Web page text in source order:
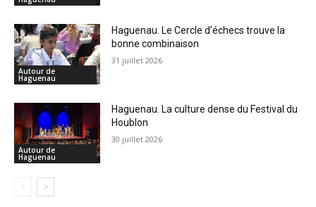
Autour de
Haguenau
Haguenau. Le Cercle d’échecs trouve la
bonne combinaison
31 juillet 2026
Autour de
Haguenau
Haguenau. La culture dense du Festival du
Houblon
30 juillet 2026